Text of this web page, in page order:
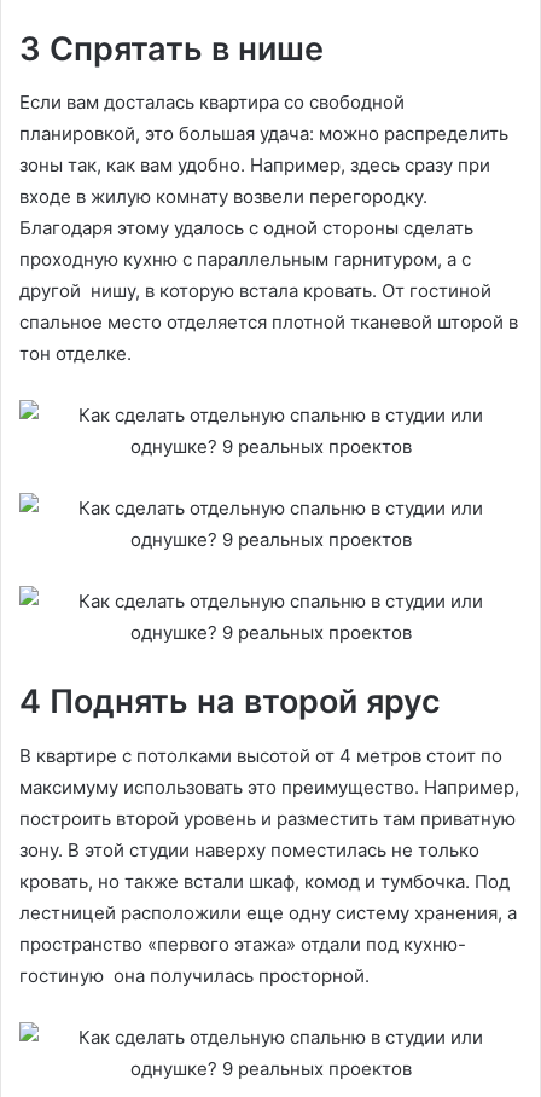
3 Спрятать в нише
Если вам досталась квартира со свободной
планировкой, это большая удача: можно распределить
зоны так, как вам удобно. Например, здесь сразу при
входе в жилую комнату возвели перегородку.
Благодаря этому удалось с одной стороны сделать
проходную кухню с параллельным гарнитуром, а с
другой нишу, в которую встала кровать. От гостиной
спальное место отделяется плотной тканевой шторой в
тон отделке.
4 Поднять на второй ярус
В квартире с потолками высотой от 4 метров стоит по
максимуму использовать это преимущество. Например,
построить второй уровень и разместить там приватную
зону. В этой студии наверху поместилась не только
кровать, но также встали шкаф, комод и тумбочка. Под
лестницей расположили еще одну систему хранения, а
пространство «первого этажа» отдали под кухню-
гостиную она получилась просторной.